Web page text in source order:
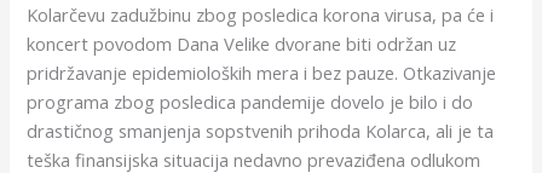
Kolarčevu zadužbinu zbog posledica korona virusa, pa će i
koncert povodom Dana Velike dvorane biti održan uz
pridržavanje epidemioloških mera i bez pauze. Otkazivanje
programa zbog posledica pandemije dovelo je bilo i do
drastičnog smanjenja sopstvenih prihoda Kolarca, ali je ta
teška finansijska situacija nedavno prevaziđena odlukom